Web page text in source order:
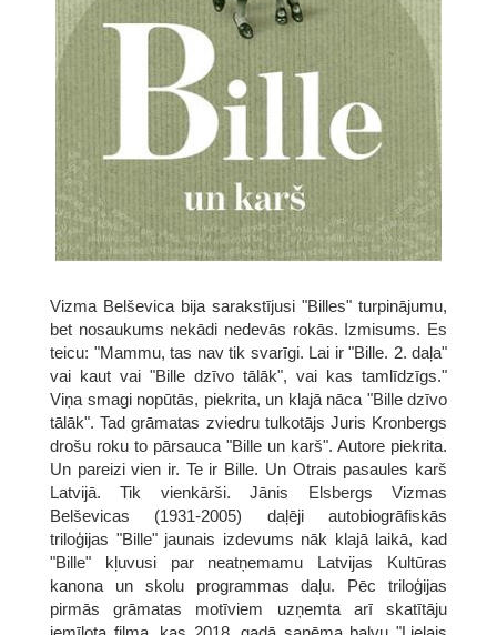
Vizma Belševica bija sarakstījusi "Billes" turpinājumu,
bet nosaukums nekādi nedevās rokās. Izmisums. Es
teicu: "Mammu, tas nav tik svarīgi. Lai ir "Bille. 2. daļa"
vai kaut vai "Bille dzīvo tālāk", vai kas tamlīdzīgs."
Viņa smagi nopūtās, piekrita, un klajā nāca "Bille dzīvo
tālāk". Tad grāmatas zviedru tulkotājs Juris Kronbergs
drošu roku to pārsauca "Bille un karš". Autore piekrita.
Un pareizi vien ir. Te ir Bille. Un Otrais pasaules karš
Latvijā. Tik vienkārši. Jānis Elsbergs Vizmas
Belševicas (1931-2005) daļēji autobiogrāfiskās
triloģijas "Bille" jaunais izdevums nāk klajā laikā, kad
"Bille" kļuvusi par neatņemamu Latvijas Kultūras
kanona un skolu programmas daļu. Pēc triloģijas
pirmās grāmatas motīviem uzņemta arī skatītāju